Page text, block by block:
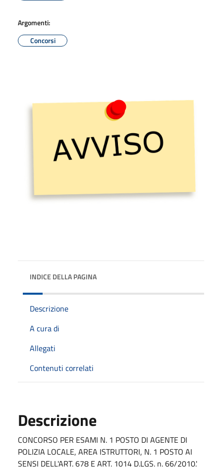
Argomenti:
Concorsi
INDICE DELLA PAGINA
Descrizione
A cura di
Allegati
Contenuti correlati
Descrizione
CONCORSO PER ESAMI N. 1 POSTO DI AGENTE DI
POLIZIA LOCALE, AREA ISTRUTTORI, N. 1 POSTO AI
SENSI DELL'ART. 678 E ART. 1014 D.LGS. n. 66/2010.'